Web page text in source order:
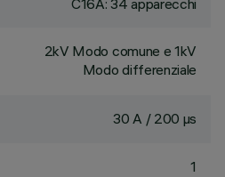
C16A: 34 apparecchi
2kV Modo comune e 1kV
Modo differenziale
30 A / 200 µs
1